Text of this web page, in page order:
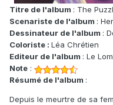
Titre de l'album : The
Scenariste de l'album :
Dessinateur de l'album :
Coloriste : Léa Chrétien
Editeur de l'album : Le
Note :
Résumé de l'album :
Depuis le meurtre de sa